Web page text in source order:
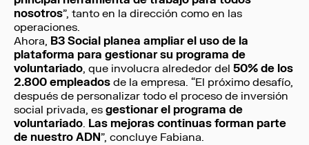
nosotros”, tanto en la dirección como en las
operaciones.
Ahora, B3 Social planea ampliar el uso de la
plataforma para gestionar su programa de
voluntariado, que involucra alrededor del 50% de los
2.800 empleados de la empresa. “El próximo desafío,
después de personalizar todo el proceso de inversión
social privada, es gestionar el programa de
voluntariado. Las mejoras continuas forman parte
de nuestro ADN”, concluye Fabiana.